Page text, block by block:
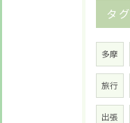
タグ
多摩
旅行
出張